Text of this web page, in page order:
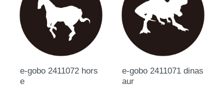
e-gobo 2411072 hors
e
e-gobo 2411071 dinas
aur